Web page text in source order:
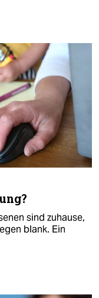
sind zuhause,
blank. Ein